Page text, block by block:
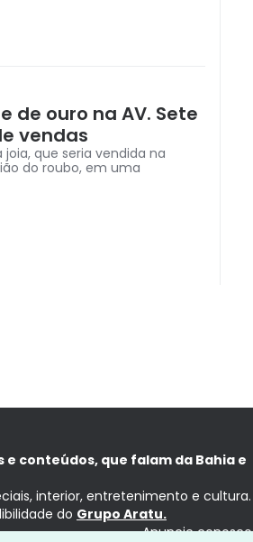
de ouro na AV. Sete
vendas
que seria vendida na
do roubo, em uma
conteúdos, que falam da Bahia e
interior, entretenimento e cultura.
do Grupo Aratu.
Anuncie conosco